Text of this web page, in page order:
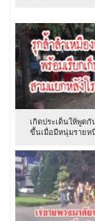
เกิดประเด็นให้พูด
ขึ้นเมื่อมีหนุ่มรายห